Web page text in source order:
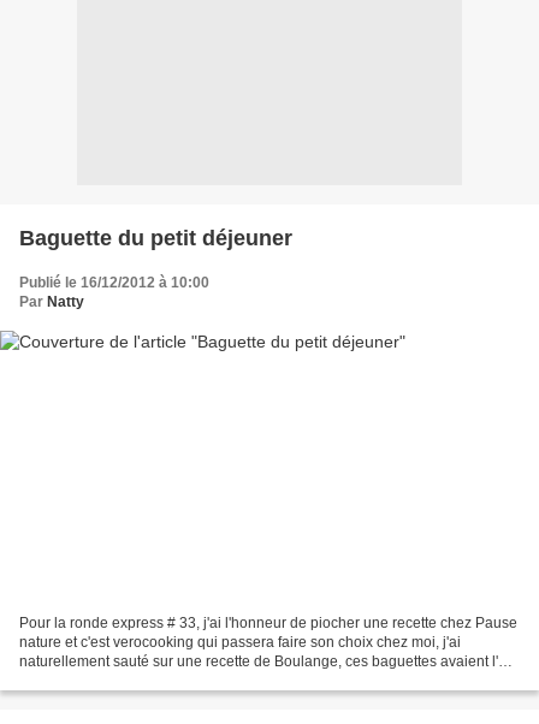
Baguette du petit déjeuner
Publié le 16/12/2012 à 10:00
Par Natty
Pour la ronde express # 33, j'ai l'honneur de piocher une recette chez Pause
nature et c'est verocooking qui passera faire son choix chez moi, j'ai
naturellement sauté sur une recette de Boulange, ces baguettes avaient l'air